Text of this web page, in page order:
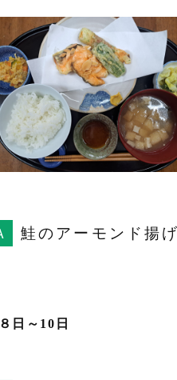
鮭のアーモンド揚
８日～10日